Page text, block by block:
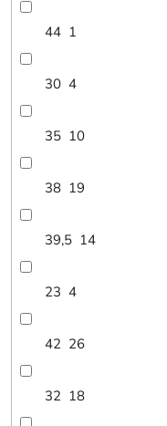
44 1
30 4
35 10
38 19
39,5 14
23 4
42 26
32 18